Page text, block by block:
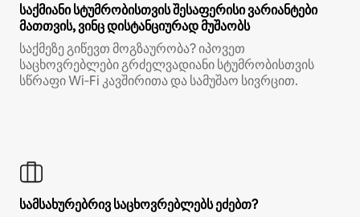
საქმიანი სტუმრობისთვის შესაფერისი ვარიანტები
მათთვის, ვინც დისტანციურად მუშაობს
საქმეზე გიწევთ მოგზაურობა? იპოვეთ
საცხოვრებლები გრძელვადიანი სტუმრობისთვის
სწრაფი Wi‑Fi კავშირითა და სამუშაო სივრცით.
სამსახურებრივ საცხოვრებლებს ეძებთ?